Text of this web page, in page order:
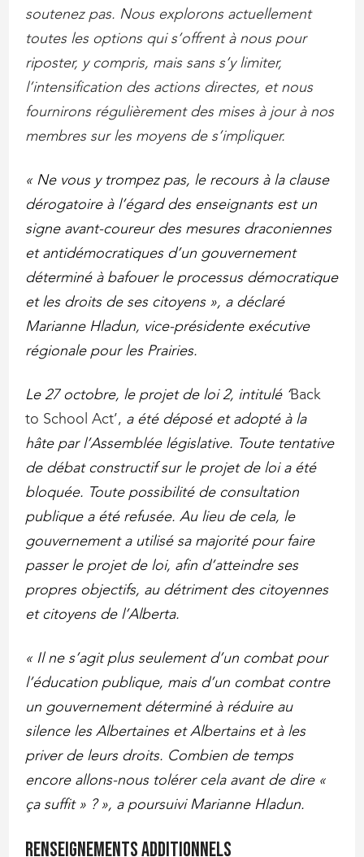
soutenez pas. Nous explorons actuellement
toutes les options qui s’offrent à nous pour
riposter, y compris, mais sans s’y limiter,
l’intensification des actions directes, et nous
fournirons régulièrement des mises à jour à nos
membres sur les moyens de s’impliquer.
« Ne vous y trompez pas, le recours à la clause
dérogatoire à l’égard des enseignants est un
signe avant-coureur des mesures draconiennes
et antidémocratiques d’un gouvernement
déterminé à bafouer le processus démocratique
et les droits de ses citoyens », a déclaré
Marianne Hladun, vice-présidente exécutive
régionale pour les Prairies.
Le 27 octobre, le projet de loi 2, intitulé ‘Back
to School Act’, a été déposé et adopté à la
hâte par l’Assemblée législative. Toute tentative
de débat constructif sur le projet de loi a été
bloquée. Toute possibilité de consultation
publique a été refusée. Au lieu de cela, le
gouvernement a utilisé sa majorité pour faire
passer le projet de loi, afin d’atteindre ses
propres objectifs, au détriment des citoyennes
et citoyens de l’Alberta.
« Il ne s’agit plus seulement d’un combat pour
l’éducation publique, mais d’un combat contre
un gouvernement déterminé à réduire au
silence les Albertaines et Albertains et à les
priver de leurs droits. Combien de temps
encore allons-nous tolérer cela avant de dire «
ça suffit » ? », a poursuivi Marianne Hladun.
Renseignements additionnels